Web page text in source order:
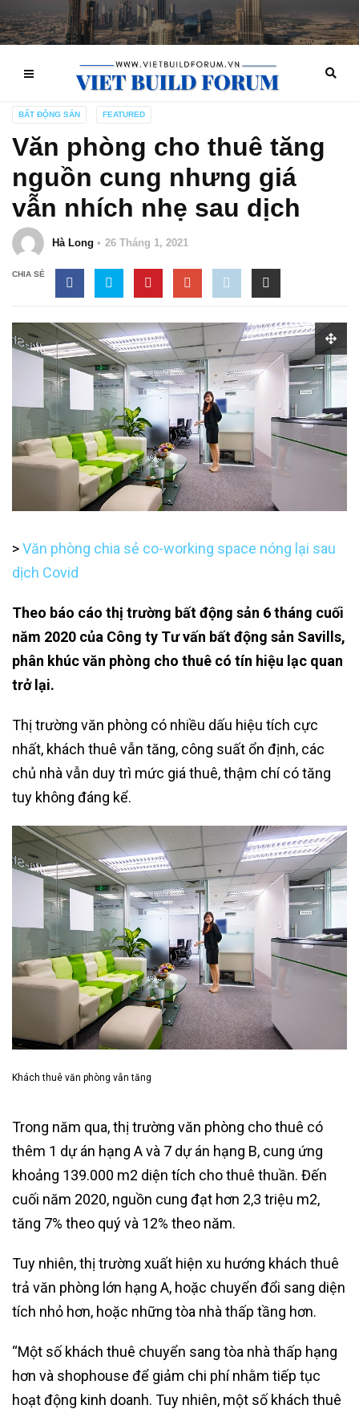
BẤT ĐỘNG SẢN FEATURED
Văn phòng cho thuê tăng
nguồn cung nhưng giá
vẫn nhích nhẹ sau dịch
Hà Long 26 Tháng 1, 2021
CHIA SẺ
>Văn phòng chia sẻ co-working space nóng lại sau
dịch Covid
Theo báo cáo thị trường bất động sản 6 tháng cuối
năm 2020 của Công ty Tư vấn bất động sản Savills,
phân khúc văn phòng cho thuê có tín hiệu lạc quan
trở lại.
Thị trường văn phòng có nhiều dấu hiệu tích cực
nhất, khách thuê vẫn tăng, công suất ổn định, các
chủ nhà vẫn duy trì mức giá thuê, thậm chí có tăng
tuy không đáng kể.
Khách thuê văn phòng vẫn tăng
Trong năm qua, thị trường văn phòng cho thuê có
thêm 1 dự án hạng A và 7 dự án hạng B, cung ứng
khoảng 139.000 m2 diện tích cho thuê thuần. Đến
cuối năm 2020, nguồn cung đạt hơn 2,3 triệu m2,
tăng 7% theo quý và 12% theo năm.
Tuy nhiên, thị trường xuất hiện xu hướng khách thuê
trả văn phòng lớn hạng A, hoặc chuyển đổi sang diện
tích nhỏ hơn, hoặc những tòa nhà thấp tầng hơn.
“Một số khách thuê chuyển sang tòa nhà thấp hạng
hơn và shophouse để giảm chi phí nhằm tiếp tục
hoạt động kinh doanh. Tuy nhiên, một số khách thuê